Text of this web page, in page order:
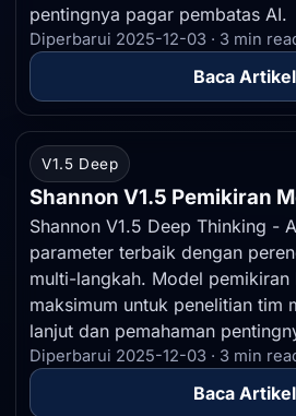
pentingnya pagar pembatas AI.
Diperbarui 2025-12-03 · 3 min
Baca Artikel
V1.5 Deep
Shannon V1.5 Pemikiran
Shannon V1.5 Deep Thinking -
parameter terbaik dengan
multi-langkah. Model pemikiran
maksimum untuk penelitian tim
lanjut dan pemahaman
Diperbarui 2025-12-03 · 3 min
Baca Artikel